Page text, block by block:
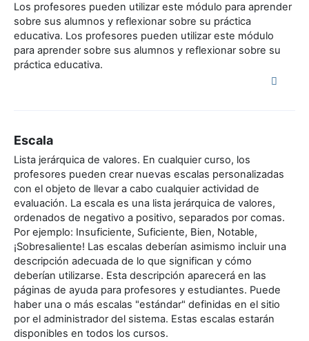
Los profesores pueden utilizar este módulo para aprender
sobre sus alumnos y reflexionar sobre su práctica
educativa. Los profesores pueden utilizar este módulo
para aprender sobre sus alumnos y reflexionar sobre su
práctica educativa.
Escala
Lista jerárquica de valores. En cualquier curso, los
profesores pueden crear nuevas escalas personalizadas
con el objeto de llevar a cabo cualquier actividad de
evaluación. La escala es una lista jerárquica de valores,
ordenados de negativo a positivo, separados por comas.
Por ejemplo: Insuficiente, Suficiente, Bien, Notable,
¡Sobresaliente! Las escalas deberían asimismo incluir una
descripción adecuada de lo que significan y cómo
deberían utilizarse. Esta descripción aparecerá en las
páginas de ayuda para profesores y estudiantes. Puede
haber una o más escalas "estándar" definidas en el sitio
por el administrador del sistema. Estas escalas estarán
disponibles en todos los cursos.